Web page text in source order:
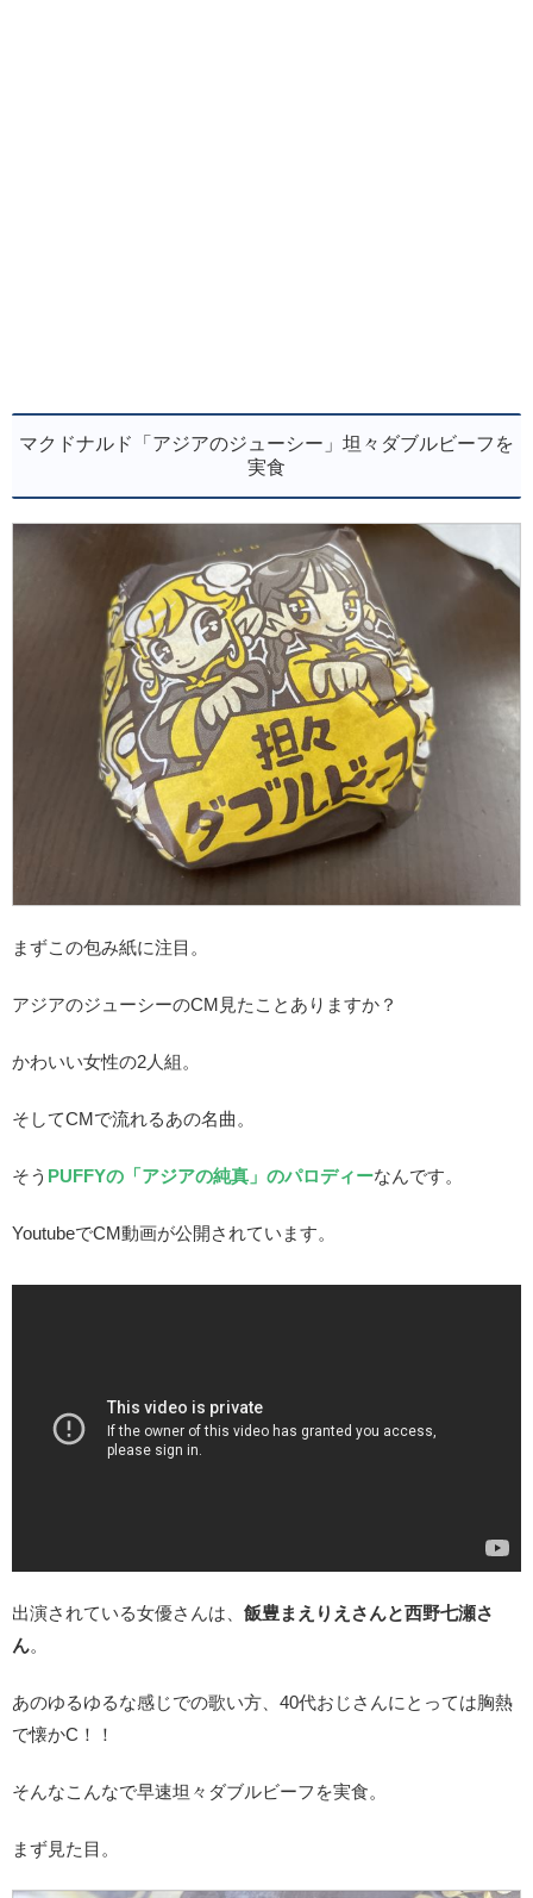
マクドナルド「アジアのジューシー」坦々ダブルビーフを
実食
まずこの包み紙に注目。
アジアのジューシーのCM見たことありますか？
かわいい女性の2人組。
そしてCMで流れるあの名曲。
そう PUFFYの「アジアの純真」のパロディーなんです。
YoutubeでCM動画が公開されています。
出演されている女優さんは、 飯豊まえりえさんと西野七瀬さ
ん。
あのゆるゆるな感じでの歌い方、40代おじさんにとっては胸熱
で懐かC！！
そんなこんなで早速坦々ダブルビーフを実食。
まず見た目。